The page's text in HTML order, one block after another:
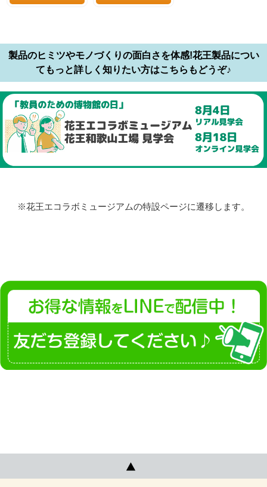
製品のヒミツやモノづくりの面白さを体感!花王製品につい
てもっと詳しく知りたい方はこちらもどうぞ♪
※花王エコラボミュージアムの特設ページに遷移します。